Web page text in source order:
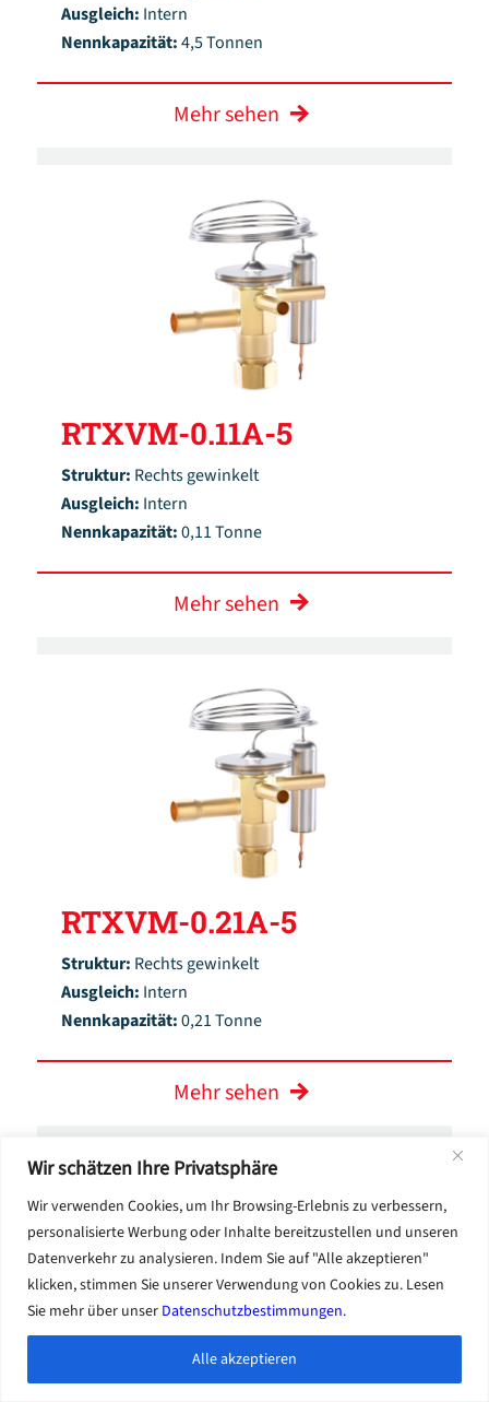
Wir schätzen Ihre Privatsphäre
Wir verwenden Cookies, um Ihr Browsing-Erlebnis zu verbessern,
personalisierte Werbung oder Inhalte bereitzustellen und unseren
Datenverkehr zu analysieren. Indem Sie auf "Alle akzeptieren"
klicken, stimmen Sie unserer Verwendung von Cookies zu. Lesen
Sie mehr über unser Datenschutzbestimmungen.
Alle akzeptieren
Ausgleich: Intern
Nennkapazität:4,5 Tonnen
Mehr sehen
RTXVM-0.11A-5
Struktur: Rechts gewinkelt
Ausgleich: Intern
Nennkapazität:0,11 Tonne
Mehr sehen
RTXVM-0.21A-5
Struktur: Rechts gewinkelt
Ausgleich: Intern
Nennkapazität:0,21 Tonne
Mehr sehen